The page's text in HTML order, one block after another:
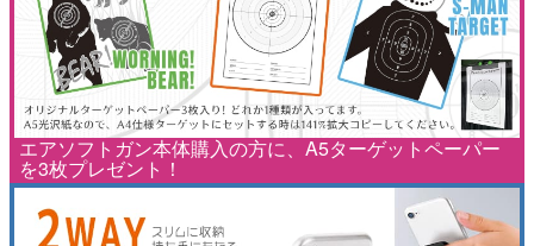
エアソフトガン本体購入の方に、A5ターゲットペーパー
を3枚プレゼント！